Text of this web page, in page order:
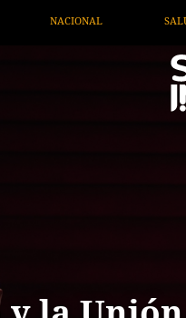
TV